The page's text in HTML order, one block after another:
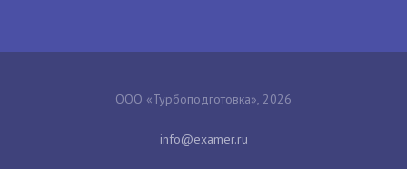
ООО «Турбоподготовка», 2026